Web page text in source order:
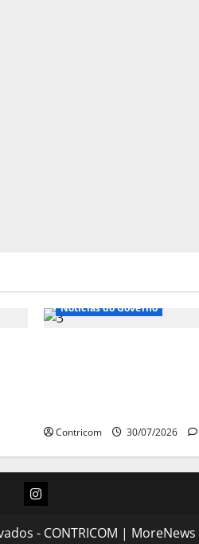
Notícias do Governo
Contricom 30/07/2026
Instagram
- CONTRICOM | MoreNews